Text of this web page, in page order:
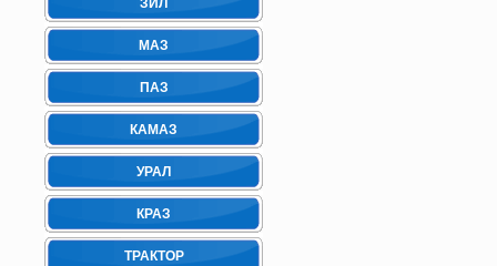
ЗИЛ
МАЗ
ПАЗ
КАМАЗ
УРАЛ
КРАЗ
ТРАКТОР